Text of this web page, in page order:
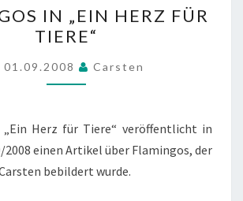
IN
„EIN
HERZ
FÜR
IN „EIN HERZ FÜR
TIERE“
01.09.2008 Carsten
Herz für Tiere“ veröffentlicht in
2008 einen Artikel über Flamingos, der
bebildert wurde.